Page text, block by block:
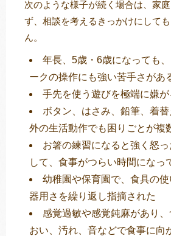
次のような様子が続く場合は、家
ず、相談を考えるきっかけにして
ん。
年長、5歳・6歳になっても
ークの操作にも強い苦手さがあ
手先を使う遊びを極端に嫌が
ボタン、はさみ、鉛筆、着
外の生活動作でも困りごとが複
お箸の練習になると強く怒っ
して、食事がつらい時間になっ
幼稚園や保育園で、食具の
器用さを繰り返し指摘された
感覚過敏や感覚鈍麻があり
おい、汚れ、音などで食事に向